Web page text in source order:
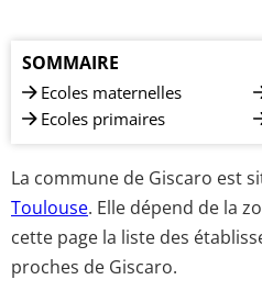
SOMMAIRE
Ecoles maternelles
Ecoles primaires
La commune de Giscaro est
Toulouse. Elle dépend de la
cette page la liste des
proches de Giscaro.